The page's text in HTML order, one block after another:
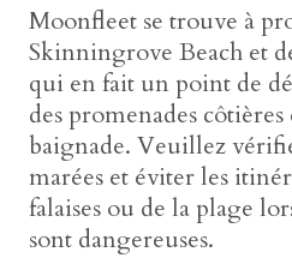
Moonfleet se trouve à
Skinningrove Beach et
qui en fait un point de
des promenades
baignade. Veuillez
marées et éviter les
falaises ou de la plage
sont dangereuses.